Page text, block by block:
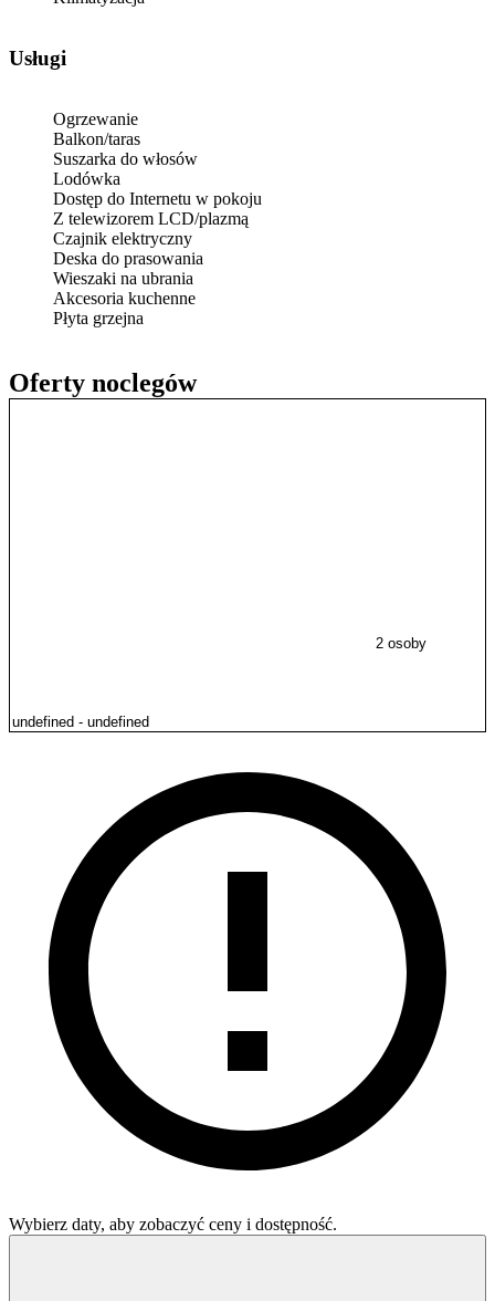
Oferty noclegów
2 osoby
Wybierz daty, aby zobaczyć ceny i dostępność.
Usługi
Ogrzewanie
Balkon/taras
Suszarka do włosów
Lodówka
Dostęp do Internetu w pokoju
Z telewizorem LCD/plazmą
Czajnik elektryczny
Deska do prasowania
Wieszaki na ubrania
Akcesoria kuchenne
Płyta grzejna